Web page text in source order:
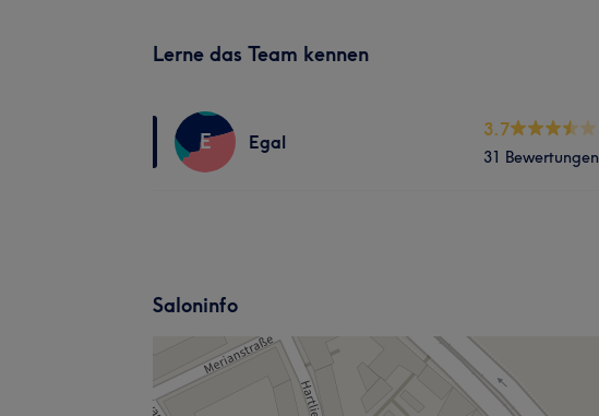
Lerne das Team kennen
E Egal
3.7
31 Bewertungen
Saloninfo